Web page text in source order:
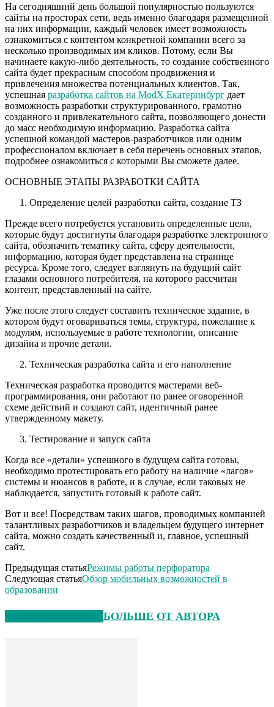
На сегодняшний день большой популярностью пользуются
сайты на просторах сети, ведь именно благодаря размещенной
на них информации, каждый человек имеет возможность
ознакомиться с контентом конкретной компании всего за
несколько производимых им кликов. Потому, если Вы
начинаете какую-либо деятельность, то создание собственного
сайта будет прекрасным способом продвижения и
привлечения множества потенциальных клиентов. Так,
успешная разработка сайтов на ModX Екатеринбург дает
возможность разработки структурированного, грамотно
созданного и привлекательного сайта, позволяющего донести
до масс необходимую информацию. Разработка сайта
успешной командой мастеров-разработчиков или одним
профессионалом включает в себя перечень основных этапов,
подробнее ознакомиться с которыми Вы сможете далее.
ОСНОВНЫЕ ЭТАПЫ РАЗРАБОТКИ САЙТА
Определение целей разработки сайта, создание ТЗ
Прежде всего потребуется установить определенные цели,
которые будут достигнуты благодаря разработке электронного
сайта, обозначить тематику сайта, сферу деятельности,
информацию, которая будет представлена на странице
ресурса. Кроме того, следует взглянуть на будущий сайт
глазами основного потребителя, на которого рассчитан
контент, представленный на сайте.
Уже после этого следует составить техническое задание, в
котором будут оговариваться темы, структура, пожелание к
модулям, используемые в работе технологии, описание
дизайна и прочие детали.
Техническая разработка сайта и его наполнение
Техническая разработка проводится мастерами веб-
программирования, они работают по ранее оговоренной
схеме действий и создают сайт, идентичный ранее
утвержденному макету.
Тестирование и запуск сайта
Когда все «детали» успешного в будущем сайта готовы,
необходимо протестировать его работу на наличие «лагов»
системы и нюансов в работе, и в случае, если таковых не
наблюдается, запустить готовый к работе сайт.
Вот и все! Посредствам таких шагов, проводимых компанией
талантливых разработчиков и владельцем будущего интернет
сайта, можно создать качественный и, главное, успешный
сайт.
Предыдущая статьяРежимы работы перфоратора
Следующая статьяОбзор мобильных возможностей в
образовании
БОЛЬШЕ ОТ АВТОРА